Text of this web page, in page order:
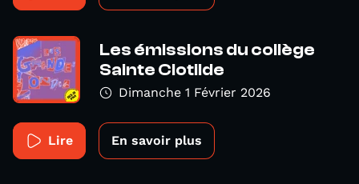
Les émissions du collège
Sainte Clotilde
Dimanche 1 Février 2026
Lire En savoir plus